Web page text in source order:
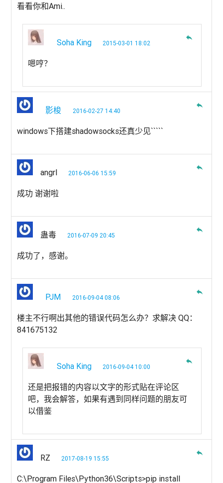
看看你和Ami..
Soha King 2015-03-01 18:02
嗯哼？
reply
影梭 2016-02-27 14:40
windows下搭建shadowsocks还真少见`````
reply
angrl 2016-06-06 15:59
成功 谢谢啦
reply
蛊毒 2016-07-09 20:45
成功了，感谢。
reply
PJM 2016-09-04 08:06
楼主不行啊出其他的错误代码怎么办？求解决 QQ：
841675132
reply
Soha King 2016-09-04 10:00
还是把报错的内容以文字的形式贴在评论区
吧，我会解答，如果有遇到同样问题的朋友可
以借鉴
reply
RZ 2017-08-19 15:55
C:\Program Files\Python36\Scripts>pip install
reply